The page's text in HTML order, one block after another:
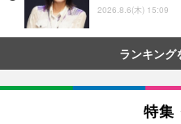
2026.8.6(木) 15:09
ランキング
特集